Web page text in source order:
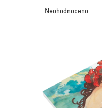
Průměrné
hodnocení
Neohodnoceno